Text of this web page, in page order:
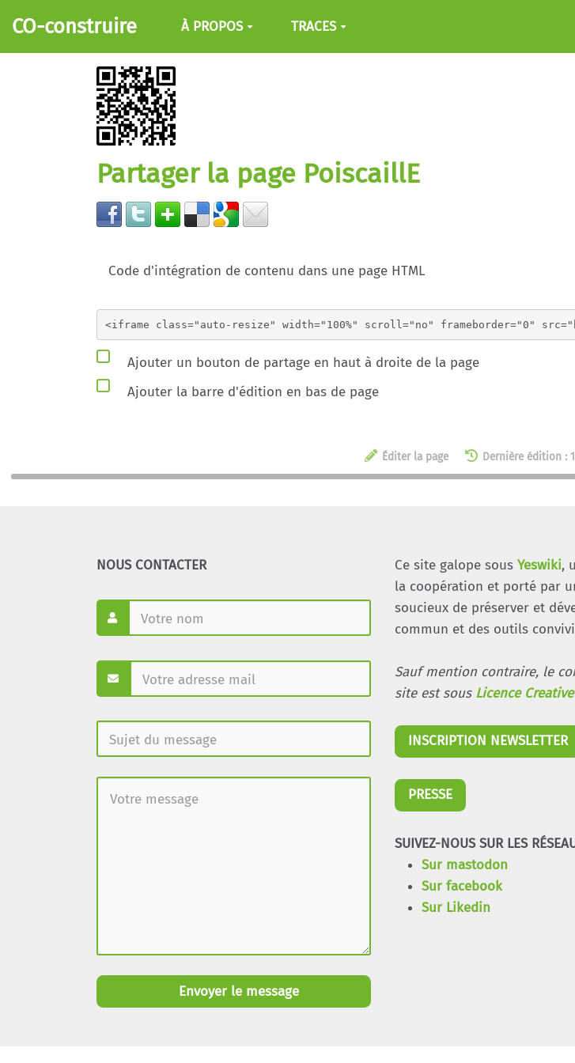
Aller au contenu principal
CO-construire À PROPOS TRACES
Partager la page PoiscaillE
Code d'intégration de contenu dans une page HTML
Ajouter un bouton de partage en haut à droite de la page
Ajouter la barre d'édition en bas de page
Éditer la page Dernière édition :
NOUS CONTACTER
Envoyer le message
Ce site galope sous Yeswiki,
la coopération et porté par
soucieux de préserver et
commun et des outils
Sauf mention contraire, le
site est sous Licence
INSCRIPTION NEWSLETTER
PRESSE
SUIVEZ-NOUS SUR LES
Sur mastodon
Sur facebook
Sur Likedin